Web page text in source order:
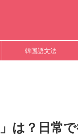
韓国語文法
は？日常